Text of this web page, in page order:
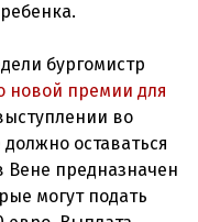
бургомистр
новой премии для
во
оставаться
предназначен
могут подать